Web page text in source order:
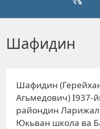
Шафидин
Шафидин
Агьмедович) I937-
райондин Ларижал
Юкьван школа ва